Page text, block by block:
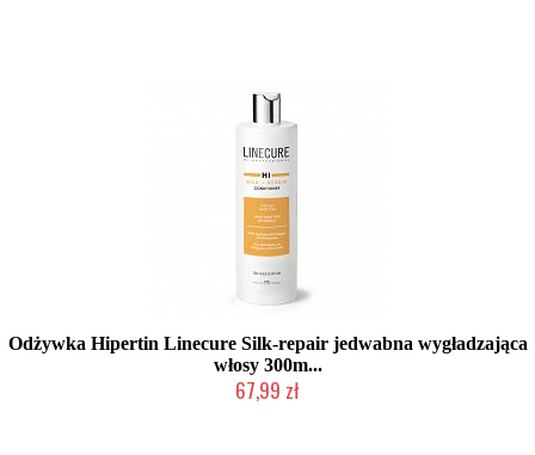
Odżywka Hipertin Linecure Silk-repair jedwabna wygładzająca
włosy 300m...
67,99 zł